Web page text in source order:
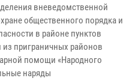
вневедомственной
общественного порядка и
в районе пунктов
приграничных районов
помощи «Народного
наряды